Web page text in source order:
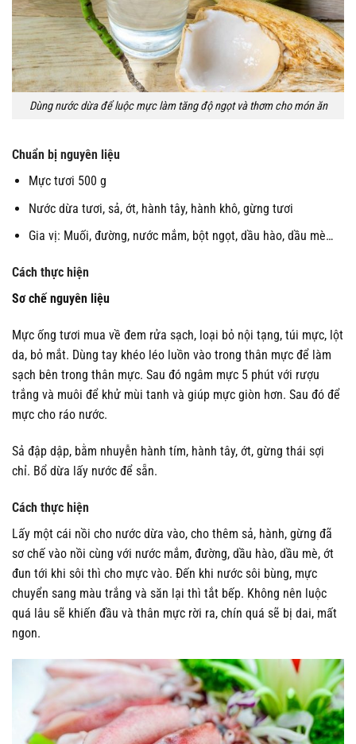
Dùng nước dừa để luộc mực làm tăng độ ngọt và thơm cho món ăn
Chuẩn bị nguyên liệu
Mực tươi 500 g
Nước dừa tươi, sả, ớt, hành tây, hành khô, gừng tươi
Gia vị: Muối, đường, nước mắm, bột ngọt, dầu hào, dầu mè…
Cách thực hiện
Sơ chế nguyên liệu
Mực ống tươi mua về đem rửa sạch, loại bỏ nội tạng, túi mực, lột
da, bỏ mắt. Dùng tay khéo léo luồn vào trong thân mực để làm
sạch bên trong thân mực. Sau đó ngâm mực 5 phút với rượu
trắng và muôi để khử mùi tanh và giúp mực giòn hơn. Sau đó để
mực cho ráo nước.
Sả đập dập, bằm nhuyễn hành tím, hành tây, ớt, gừng thái sợi
chỉ. Bổ dừa lấy nước để sẵn.
Cách thực hiện
Lấy một cái nồi cho nước dừa vào, cho thêm sả, hành, gừng đã
sơ chế vào nồi cùng với nước mắm, đường, dầu hào, dầu mè, ớt
đun tới khi sôi thì cho mực vào. Đến khi nước sôi bùng, mực
chuyển sang màu trắng và săn lại thì tắt bếp. Không nên luộc
quá lâu sẽ khiến đầu và thân mực rời ra, chín quá sẽ bị dai, mất
ngon.